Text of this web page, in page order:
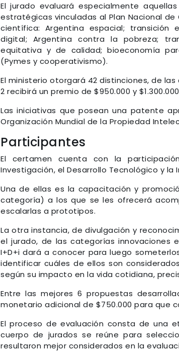
El jurado evaluará especialmente
estratégicas vinculadas al Plan Nacional
científica: Argentina espacial; transición
digital; Argentina contra la pobreza;
equitativa y de calidad; bioeconomía
(Pymes y cooperativismo).
El ministerio otorgará 42 distinciones, de
2 recibirá un premio de $950.000 y
Las iniciativas que posean una patente
Organización Mundial de la Propiedad
Participantes
El certamen cuenta con la
Investigación, el Desarrollo Tecnológico y
Una de ellas es la capacitación y
categoría) a los que se les ofrecerá
escalarlas a prototipos.
La otra instancia, de divulgación y
el jurado, de las categorías innovaciones
I+D+i dará a conocer para luego
identificar cuáles de ellos son
según su impacto en la vida cotidiana,
Entre las mejores 6 propuestas
monetario adicional de $750.000 para que
El proceso de evaluación consta de una
cuerpo de jurados se reúne para
resultaron mejor considerados en la